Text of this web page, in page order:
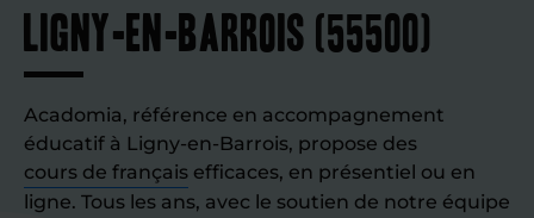
Ligny-en-Barrois (55500)
Acadomia, référence en accompagnement
éducatif à Ligny-en-Barrois, propose des
cours de français efficaces, en présentiel ou en
ligne. Tous les ans, avec le soutien de notre équipe